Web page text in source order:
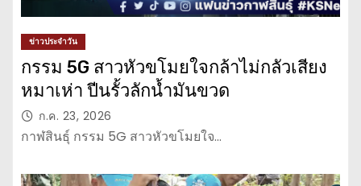
ข่าวประจำวัน
กรรม 5G สาวหัวขโมยใจกล้าไม่กลัวเสียง
หมาเห่า ปีนรั้วลักน้ำมันขวด
ก.ค. 23, 2026
กาฬสินธุ์ กรรม 5G สาวหัวขโมยใจ…